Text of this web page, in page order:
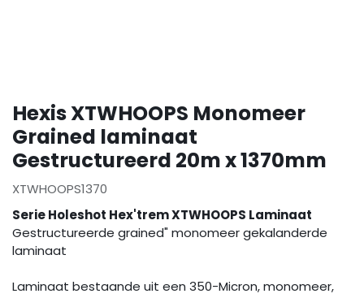
Hexis XTWHOOPS Monomeer
Grained laminaat
Gestructureerd 20m x 1370mm
XTWHOOPS1370
Serie Holeshot Hex'trem XTWHOOPS Laminaat
Gestructureerde grained" monomeer gekalanderde
laminaat
Laminaat bestaande uit een 350-Micron, monomeer,